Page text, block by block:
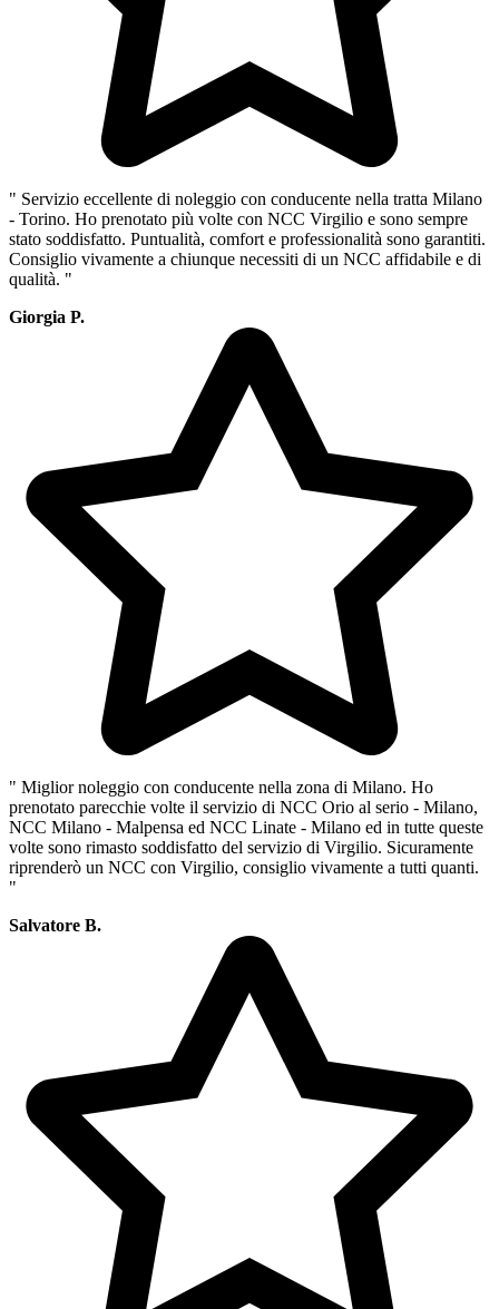
" Servizio eccellente di noleggio con conducente nella tratta Milano
- Torino. Ho prenotato più volte con NCC Virgilio e sono sempre
stato soddisfatto. Puntualità, comfort e professionalità sono garantiti.
Consiglio vivamente a chiunque necessiti di un NCC affidabile e di
qualità. "
Giorgia P.
" Miglior noleggio con conducente nella zona di Milano. Ho
prenotato parecchie volte il servizio di NCC Orio al serio - Milano,
NCC Milano - Malpensa ed NCC Linate - Milano ed in tutte queste
volte sono rimasto soddisfatto del servizio di Virgilio. Sicuramente
riprenderò un NCC con Virgilio, consiglio vivamente a tutti quanti.
"
Salvatore B.